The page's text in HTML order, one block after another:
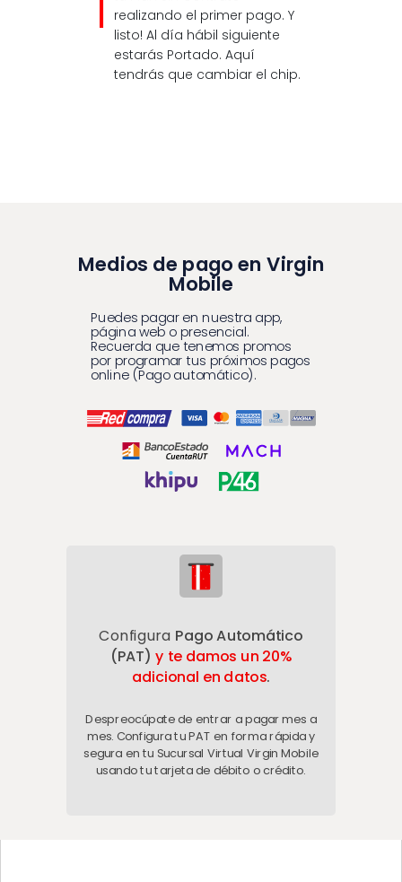
realizando el primer pago. Y
listo! Al día hábil siguiente
estarás Portado. Aquí
tendrás que cambiar el chip.
Puedes pagar en nuestra app,
página web o presencial.
Recuerda que tenemos promos
por programar tus próximos pagos
online (Pago automático).
Medios de pago en Virgin
Mobile
Configura Pago Automático
(PAT) y te damos un 20%
adicional en datos.
Despreocúpate de entrar a pagar mes a
mes. Configura tu PAT en forma rápida y
segura en tu Sucursal Virtual Virgin Mobile
usando tutarjeta de débito o crédito.